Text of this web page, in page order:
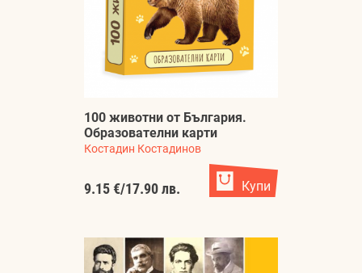
100 животни от България.
Образователни карти
Костадин Костадинов
9.15 €/17.90 лв. Купи